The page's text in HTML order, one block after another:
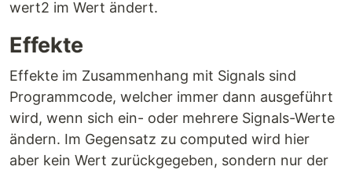
wert2 im Wert ändert.
Effekte
Effekte im Zusammenhang mit Signals sind
Programmcode, welcher immer dann ausgeführt
wird, wenn sich ein- oder mehrere Signals-Werte
ändern. Im Gegensatz zu computed wird hier
aber kein Wert zurückgegeben, sondern nur der